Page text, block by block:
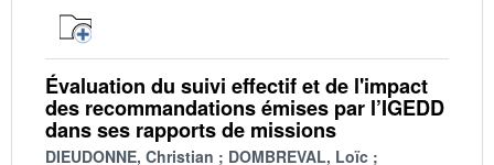
Évaluation du suivi effectif et de l'impact
des recommandations émises par l’IGEDD
dans ses rapports de missions
DIEUDONNE, Christian
DOMBREVAL, Loïc